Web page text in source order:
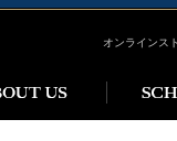
オンラインス